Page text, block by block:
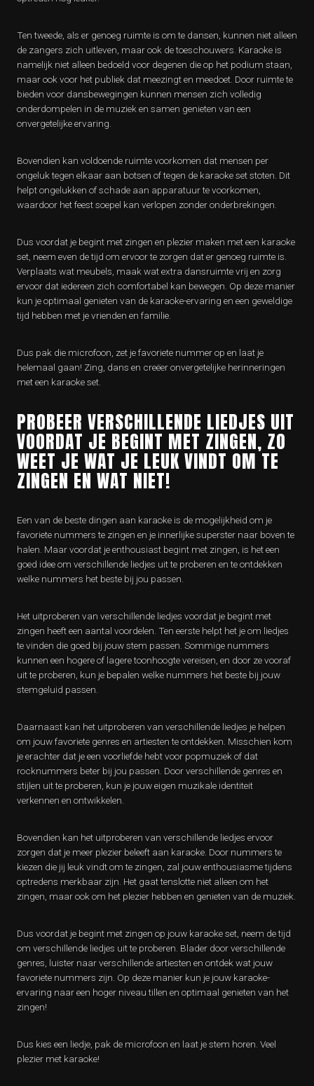
Ten tweede, als er genoeg ruimte is om te dansen, kunnen niet alleen
de zangers zich uitleven, maar ook de toeschouwers. Karaoke is
namelijk niet alleen bedoeld voor degenen die op het podium staan,
maar ook voor het publiek dat meezingt en meedoet. Door ruimte te
bieden voor dansbewegingen kunnen mensen zich volledig
onderdompelen in de muziek en samen genieten van een
onvergetelijke ervaring.
Bovendien kan voldoende ruimte voorkomen dat mensen per
ongeluk tegen elkaar aan botsen of tegen de karaoke set stoten. Dit
helpt ongelukken of schade aan apparatuur te voorkomen,
waardoor het feest soepel kan verlopen zonder onderbrekingen.
Dus voordat je begint met zingen en plezier maken met een karaoke
set, neem even de tijd om ervoor te zorgen dat er genoeg ruimte is.
Verplaats wat meubels, maak wat extra dansruimte vrij en zorg
ervoor dat iedereen zich comfortabel kan bewegen. Op deze manier
kun je optimaal genieten van de karaoke-ervaring en een geweldige
tijd hebben met je vrienden en familie.
Dus pak die microfoon, zet je favoriete nummer op en laat je
helemaal gaan! Zing, dans en creëer onvergetelijke herinneringen
met een karaoke set.
PROBEER VERSCHILLENDE LIEDJES UIT
VOORDAT JE BEGINT MET ZINGEN, ZO
WEET JE WAT JE LEUK VINDT OM TE
ZINGEN EN WAT NIET!
Een van de beste dingen aan karaoke is de mogelijkheid om je
favoriete nummers te zingen en je innerlijke superster naar boven te
halen. Maar voordat je enthousiast begint met zingen, is het een
goed idee om verschillende liedjes uit te proberen en te ontdekken
welke nummers het beste bij jou passen.
Het uitproberen van verschillende liedjes voordat je begint met
zingen heeft een aantal voordelen. Ten eerste helpt het je om liedjes
te vinden die goed bij jouw stem passen. Sommige nummers
kunnen een hogere of lagere toonhoogte vereisen, en door ze vooraf
uit te proberen, kun je bepalen welke nummers het beste bij jouw
stemgeluid passen.
Daarnaast kan het uitproberen van verschillende liedjes je helpen
om jouw favoriete genres en artiesten te ontdekken. Misschien kom
je erachter dat je een voorliefde hebt voor popmuziek of dat
rocknummers beter bij jou passen. Door verschillende genres en
stijlen uit te proberen, kun je jouw eigen muzikale identiteit
verkennen en ontwikkelen.
Bovendien kan het uitproberen van verschillende liedjes ervoor
zorgen dat je meer plezier beleeft aan karaoke. Door nummers te
kiezen die jij leuk vindt om te zingen, zal jouw enthousiasme tijdens
optredens merkbaar zijn. Het gaat tenslotte niet alleen om het
zingen, maar ook om het plezier hebben en genieten van de muziek.
Dus voordat je begint met zingen op jouw karaoke set, neem de tijd
om verschillende liedjes uit te proberen. Blader door verschillende
genres, luister naar verschillende artiesten en ontdek wat jouw
favoriete nummers zijn. Op deze manier kun je jouw karaoke-
ervaring naar een hoger niveau tillen en optimaal genieten van het
zingen!
Dus kies een liedje, pak de microfoon en laat je stem horen. Veel
plezier met karaoke!